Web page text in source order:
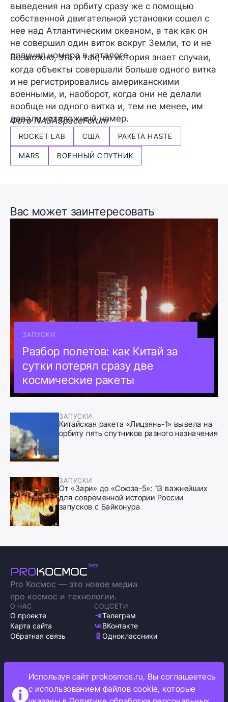
выведения на орбиту сразу же с помощью
собственной двигательной установки сошел с
нее над Атлантическим океаном, а так как он
не совершил один виток вокруг Земли, то и не
получил номера в каталоге.
Возможно, это и так, но история знает случаи,
когда объекты совершали больше одного витка
и не регистрировались американскими
военными, и, наоборот, когда они не делали
вообще ни одного витка и, тем не менее, им
давали каталожный номер.
Фото NASASpaceForum
ROCKET LAB США РАКЕТА HASTE
MARS ВОЕННЫЙ СПУТНИК
Вас может заинтересовать
ЗАПУСКИ
Разбор полетов: как Китай за
сутки потерял сразу две
космические ракеты
ЗАПУСКИ
Китайская ракета «Лицзянь-1» вывела на
орбиту пять спутников разного назначения
ЗАПУСКИ
От «Зари» до «Союза-5»: 13 важнейших
для современной истории России
запусков с Байконура
Pro Космос — это новое медиа
про космос и технологии.
О НАС
О проекте
Карта сайта
Обратная связь
СОЦСЕТИ
Телеграм
ВКонтакте
Одноклассники
Политика обработки персональных данных
Как мы используем cookie
Используя сайт prokosmos.ru, Вы соглашаетесь
с использованием файлов cookie, которые